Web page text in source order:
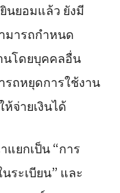
นยอมแล้ว ยังมี
มารถกำหนด
นโดยบุคคลอื่น
ถหยุดการใช้งาน
จ่ายเงินได้
ยกเป็น “การ
ระเบียน” และ